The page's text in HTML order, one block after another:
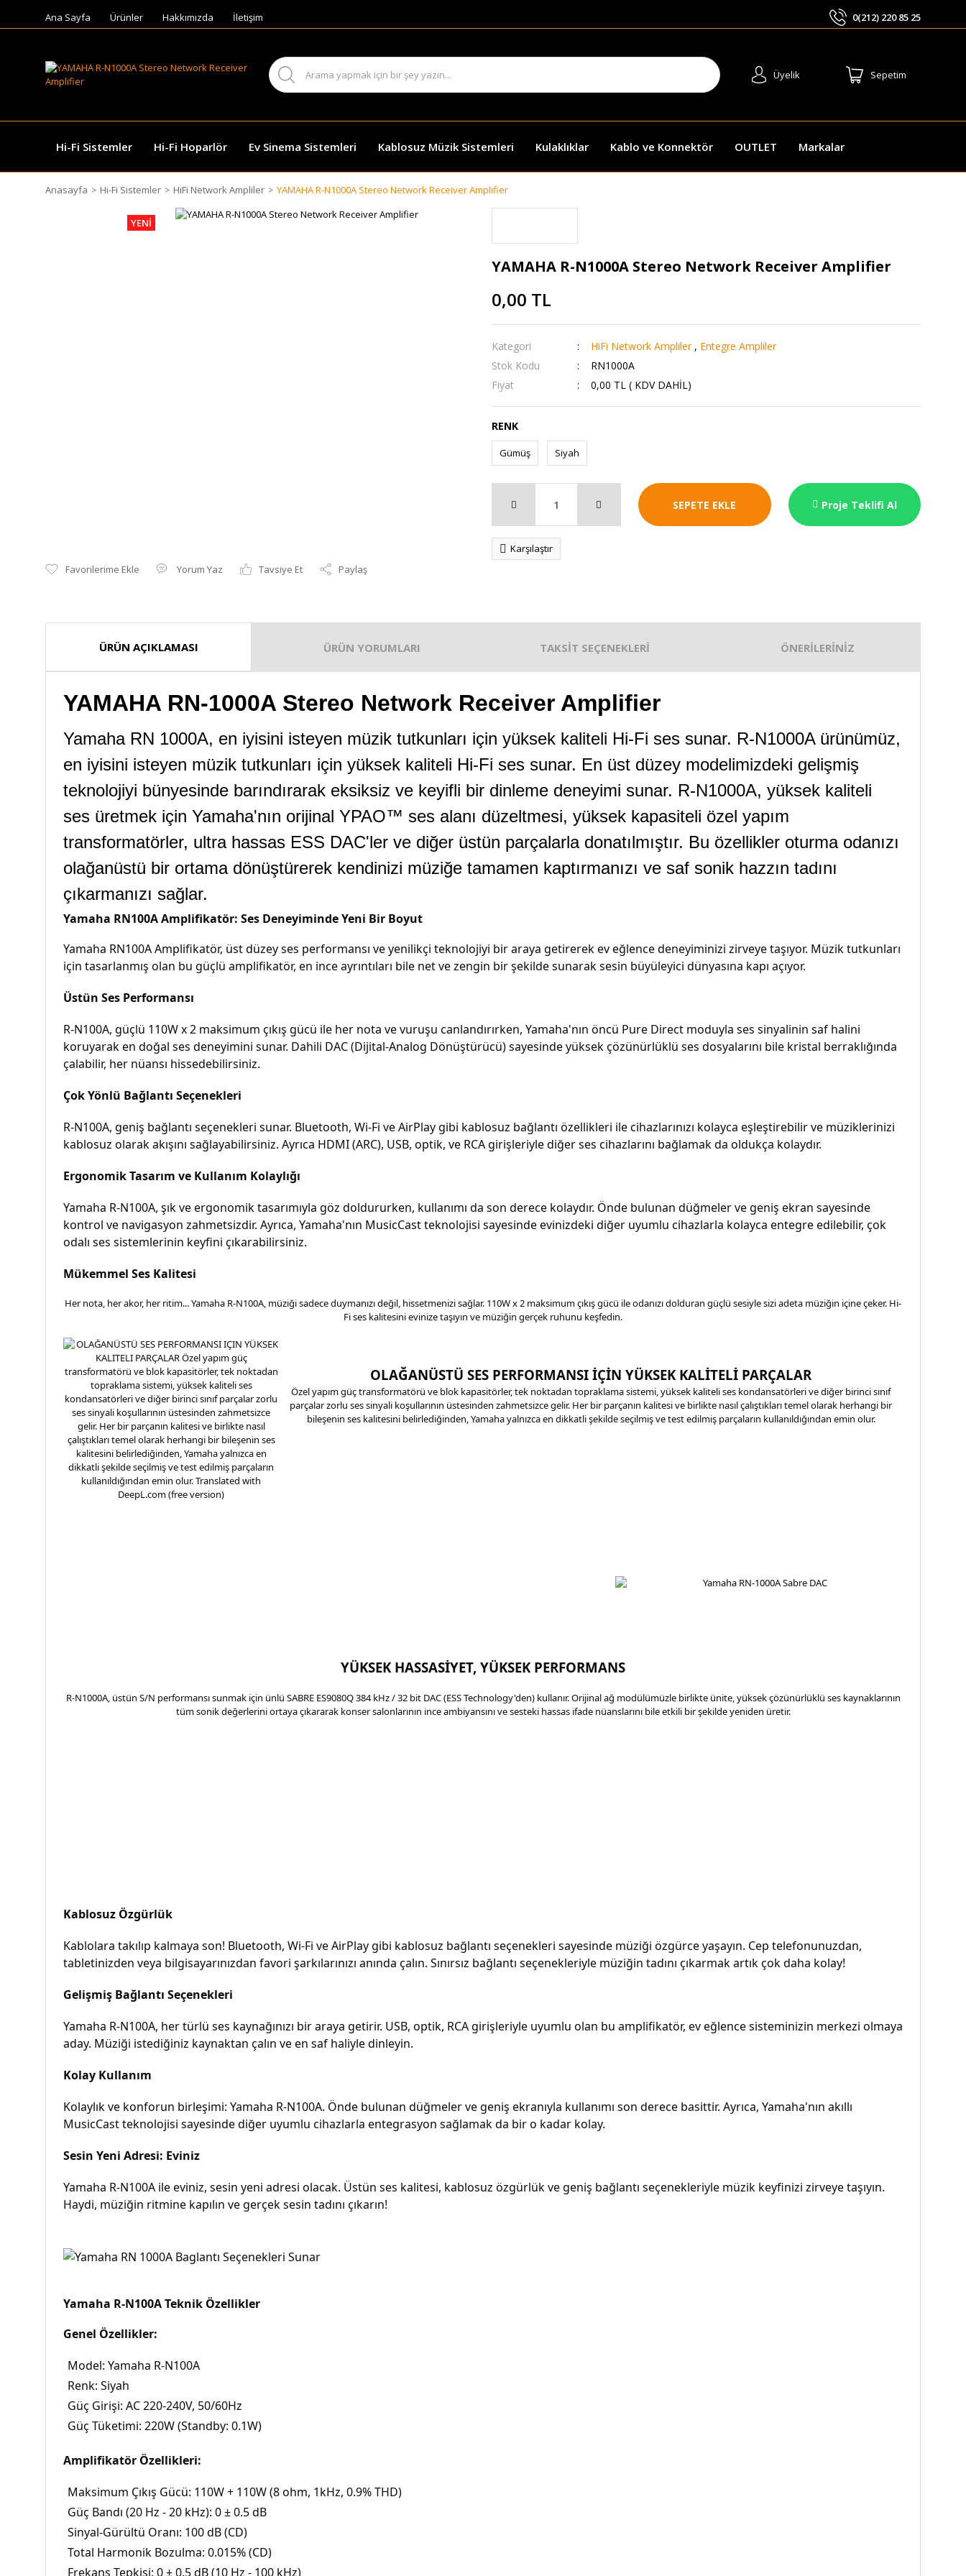
Ana Sayfa Ürünler Hakkımızda İletişim 0(212) 220 85 25
Üyelik Sepetim
Hi-Fi Sistemler Hi-Fi Hoparlör Ev Sinema Sistemleri Kablosuz Müzik Sistemleri Kulaklıklar Kablo ve Konnektör OUTLET Markalar
Anasayfa Hi-Fi Sistemler HiFi Network Ampliler YAMAHA R-N1000A Stereo Network Receiver Amplifier
YENİ
Yorum Yaz Tavsiye Et Paylaş
YAMAHA R-N1000A Stereo Network Receiver Amplifier
0,00 TL
Kategori HiFi Network Ampliler , Entegre Ampliler
Stok Kodu
RN1000A
Fiyat
0,00 TL ( KDV DAHİL)
RENK
Gümüş Siyah
SEPETE EKLE Proje Teklifi Al
Karşılaştır
ÜRÜN AÇIKLAMASI ÜRÜN YORUMLARI TAKSİT SEÇENEKLERİ ÖNERİLERİNİZ
YAMAHA RN-1000A Stereo Network Receiver Amplifier
Yamaha RN 1000A, en iyisini isteyen müzik tutkunları için yüksek kaliteli Hi-Fi ses sunar. R-N1000A ürünümüz,
en iyisini isteyen müzik tutkunları için yüksek kaliteli Hi-Fi ses sunar. En üst düzey modelimizdeki gelişmiş
teknolojiyi bünyesinde barındırarak eksiksiz ve keyifli bir dinleme deneyimi sunar. R-N1000A, yüksek kaliteli
ses üretmek için Yamaha'nın orijinal YPAO™ ses alanı düzeltmesi, yüksek kapasiteli özel yapım
transformatörler, ultra hassas ESS DAC'ler ve diğer üstün parçalarla donatılmıştır. Bu özellikler oturma odanızı
olağanüstü bir ortama dönüştürerek kendinizi müziğe tamamen kaptırmanızı ve saf sonik hazzın tadını
çıkarmanızı sağlar.
Yamaha RN100A Amplifikatör: Ses Deneyiminde Yeni Bir Boyut
Yamaha RN100A Amplifikatör, üst düzey ses performansı ve yenilikçi teknolojiyi bir araya getirerek ev eğlence deneyiminizi zirveye taşıyor. Müzik tutkunları
için tasarlanmış olan bu güçlü amplifikatör, en ince ayrıntıları bile net ve zengin bir şekilde sunarak sesin büyüleyici dünyasına kapı açıyor.
Üstün Ses Performansı
R-N100A, güçlü 110W x 2 maksimum çıkış gücü ile her nota ve vuruşu canlandırırken, Yamaha'nın öncü Pure Direct moduyla ses sinyalinin saf halini
koruyarak en doğal ses deneyimini sunar. Dahili DAC (Dijital-Analog Dönüştürücü) sayesinde yüksek çözünürlüklü ses dosyalarını bile kristal berraklığında
çalabilir, her nüansı hissedebilirsiniz.
Çok Yönlü Bağlantı Seçenekleri
R-N100A, geniş bağlantı seçenekleri sunar. Bluetooth, Wi-Fi ve AirPlay gibi kablosuz bağlantı özellikleri ile cihazlarınızı kolayca eşleştirebilir ve müziklerinizi
kablosuz olarak akışını sağlayabilirsiniz. Ayrıca HDMI (ARC), USB, optik, ve RCA girişleriyle diğer ses cihazlarını bağlamak da oldukça kolaydır.
Ergonomik Tasarım ve Kullanım Kolaylığı
Yamaha R-N100A, şık ve ergonomik tasarımıyla göz doldururken, kullanımı da son derece kolaydır. Önde bulunan düğmeler ve geniş ekran sayesinde
kontrol ve navigasyon zahmetsizdir. Ayrıca, Yamaha'nın MusicCast teknolojisi sayesinde evinizdeki diğer uyumlu cihazlarla kolayca entegre edilebilir, çok
odalı ses sistemlerinin keyfini çıkarabilirsiniz.
Mükemmel Ses Kalitesi
Her nota, her akor, her ritim... Yamaha R-N100A, müziği sadece duymanızı değil, hissetmenizi sağlar. 110W x 2 maksimum çıkış gücü ile odanızı dolduran güçlü sesiyle sizi adeta müziğin içine çeker. Hi-
Fi ses kalitesini evinize taşıyın ve müziğin gerçek ruhunu keşfedin.
OLAĞANÜSTÜ SES PERFORMANSI İÇİN YÜKSEK KALİTELİ PARÇALAR
Özel yapım güç transformatörü ve blok kapasitörler, tek noktadan topraklama sistemi, yüksek kaliteli ses kondansatörleri ve diğer birinci sınıf
parçalar zorlu ses sinyali koşullarının üstesinden zahmetsizce gelir. Her bir parçanın kalitesi ve birlikte nasıl çalıştıkları temel olarak herhangi bir
bileşenin ses kalitesini belirlediğinden, Yamaha yalnızca en dikkatli şekilde seçilmiş ve test edilmiş parçaların kullanıldığından emin olur.
YÜKSEK HASSASİYET, YÜKSEK PERFORMANS
R-N1000A, üstün S/N performansı sunmak için ünlü SABRE ES9080Q 384 kHz / 32 bit DAC (ESS Technology'den) kullanır. Orijinal ağ modülümüzle birlikte ünite, yüksek çözünürlüklü ses kaynaklarının
tüm sonik değerlerini ortaya çıkararak konser salonlarının ince ambiyansını ve sesteki hassas ifade nüanslarını bile etkili bir şekilde yeniden üretir.
Kablosuz Özgürlük
Kablolara takılıp kalmaya son! Bluetooth, Wi-Fi ve AirPlay gibi kablosuz bağlantı seçenekleri sayesinde müziği özgürce yaşayın. Cep telefonunuzdan,
tabletinizden veya bilgisayarınızdan favori şarkılarınızı anında çalın. Sınırsız bağlantı seçenekleriyle müziğin tadını çıkarmak artık çok daha kolay!
Gelişmiş Bağlantı Seçenekleri
Yamaha R-N100A, her türlü ses kaynağınızı bir araya getirir. USB, optik, RCA girişleriyle uyumlu olan bu amplifikatör, ev eğlence sisteminizin merkezi olmaya
aday. Müziği istediğiniz kaynaktan çalın ve en saf haliyle dinleyin.
Kolay Kullanım
Kolaylık ve konforun birleşimi: Yamaha R-N100A. Önde bulunan düğmeler ve geniş ekranıyla kullanımı son derece basittir. Ayrıca, Yamaha'nın akıllı
MusicCast teknolojisi sayesinde diğer uyumlu cihazlarla entegrasyon sağlamak da bir o kadar kolay.
Sesin Yeni Adresi: Eviniz
Yamaha R-N100A ile eviniz, sesin yeni adresi olacak. Üstün ses kalitesi, kablosuz özgürlük ve geniş bağlantı seçenekleriyle müzik keyfinizi zirveye taşıyın.
Haydi, müziğin ritmine kapılın ve gerçek sesin tadını çıkarın!
Yamaha R-N100A Teknik Özellikler
Genel Özellikler:
Model: Yamaha R-N100A
Renk: Siyah
Güç Girişi: AC 220-240V, 50/60Hz
Güç Tüketimi: 220W (Standby: 0.1W)
Amplifikatör Özellikleri:
Maksimum Çıkış Gücü: 110W + 110W (8 ohm, 1kHz, 0.9% THD)
Güç Bandı (20 Hz - 20 kHz): 0 ± 0.5 dB
Sinyal-Gürültü Oranı: 100 dB (CD)
Total Harmonik Bozulma: 0.015% (CD)
Frekans Tepkisi: 0 ± 0.5 dB (10 Hz - 100 kHz)